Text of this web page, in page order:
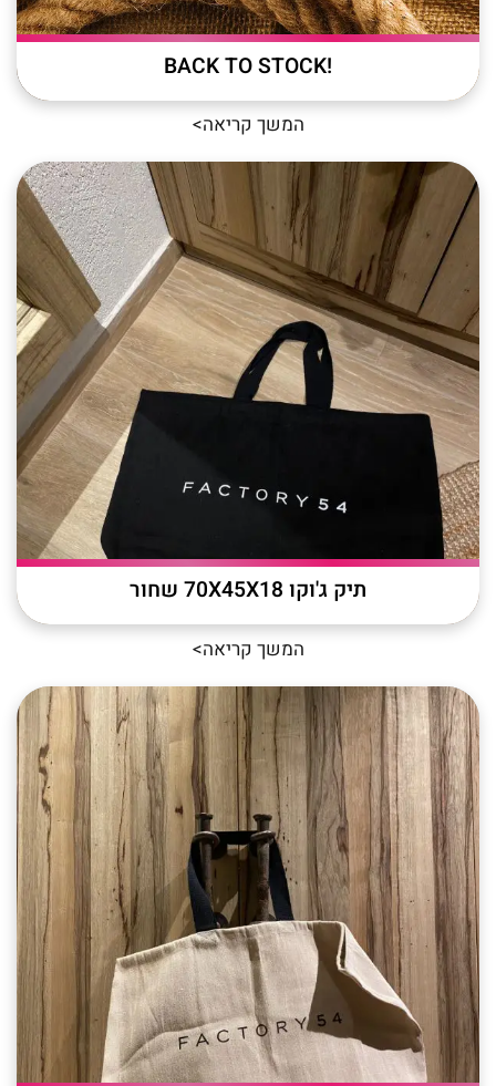
!BACK TO STOCK
המשך קריאה>
תיק ג'וקו 70X45X18 שחור
המשך קריאה>